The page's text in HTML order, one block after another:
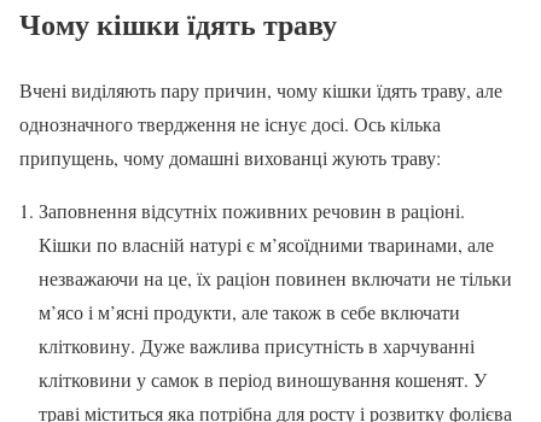
Чому кішки їдять траву
Вчені виділяють пару причин, чому кішки їдять траву, але
однозначного твердження не існує досі. Ось кілька
припущень, чому домашні вихованці жують траву:
Заповнення відсутніх поживних речовин в раціоні.
Кішки по власній натурі є м’ясоїдними тваринами, але
незважаючи на це, їх раціон повинен включати не тільки
м’ясо і м’ясні продукти, але також в себе включати
клітковину. Дуже важлива присутність в харчуванні
клітковини у самок в період виношування кошенят. У
траві міститься яка потрібна для росту і розвитку фолієва